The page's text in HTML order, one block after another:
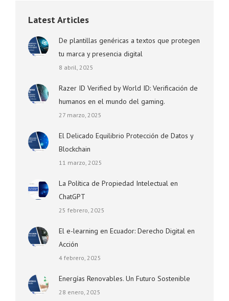
Latest Articles
De plantillas genéricas a textos que protegen
tu marca y presencia digital
8 abril, 2025
Razer ID Verified by World ID: Verificación de
humanos en el mundo del gaming.
27 marzo, 2025
El Delicado Equilibrio Protección de Datos y
Blockchain
11 marzo, 2025
La Política de Propiedad Intelectual en
ChatGPT
25 febrero, 2025
El e-learning en Ecuador: Derecho Digital en
Acción
4 febrero, 2025
Energías Renovables. Un Futuro Sostenible
28 enero, 2025